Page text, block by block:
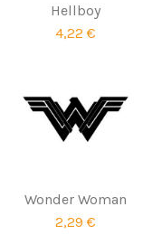
Hellboy
4,22 €
Wonder Woman
2,29 €